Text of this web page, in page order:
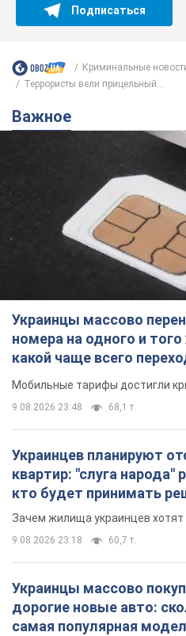
Подписаться
Криминальные
Террористы вели прицельный...
Важное
Украинцы массово
номера на одного и
какой чаще всего
Мобильные тарифы достигли
9.08.2026 23:48 68,1 т.
Украинцев планируют
квартир: "слуга народа"
кто будет принимать
сносе домов
Зачем жилища украинцев хотят
9.08.2026 23:18 60,7 т.
Украинцы массово
дорогие новые авто:
самая популярная